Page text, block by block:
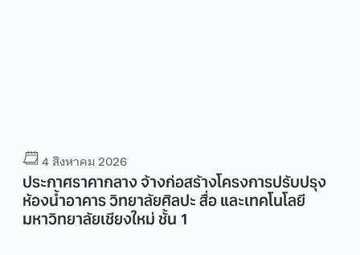
4 สิงหาคม 2026
ประกาศราคากลาง จ้างก่อสร้างโครงการปรับปรุง
ห้องน้ำอาคาร วิทยาลัยศิลปะ สื่อ และเทคโนโลยี
มหาวิทยาลัยเชียงใหม่ ชั้น 1